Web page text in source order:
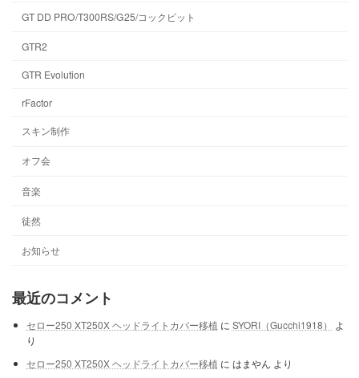
GT DD PRO/T300RS/G25/コックピット
GTR2
GTR Evolution
rFactor
スキン制作
オフ会
音楽
徒然
お知らせ
最近のコメント
セロー250 XT250X ヘッドライトカバー移植 に SYORI（Gucchi1918）
よ
り
セロー250 XT250X ヘッドライトカバー移植 に はまやん より